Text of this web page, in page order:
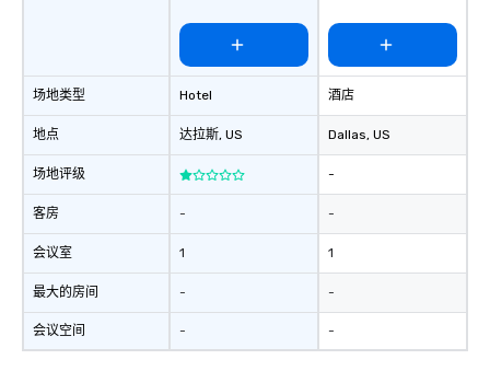
场地类型
地点
场地评级
客房
会议室
最大的房间
会议空间
Hotel
达拉斯, US
-
1
-
-
酒店
Dallas, US
-
-
1
-
-